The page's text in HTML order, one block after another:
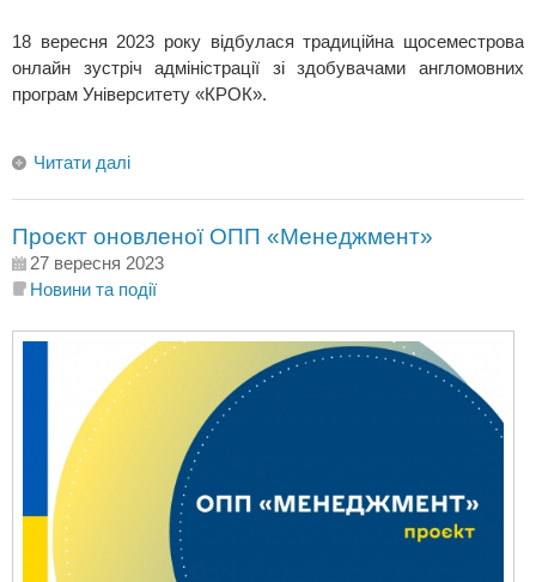
18 вересня 2023 року відбулася традиційна щосеместрова
онлайн зустріч адміністрації зі здобувачами англомовних
програм Університету «КРОК».
Читати далі
Проєкт оновленої ОПП «Менеджмент»
27 вересня 2023
Новини та події